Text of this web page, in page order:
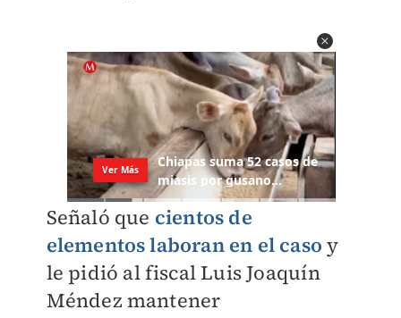
Señaló que cientos de
elementos laboran en el caso y
le pidió al fiscal Luis Joaquín
Méndez mantener